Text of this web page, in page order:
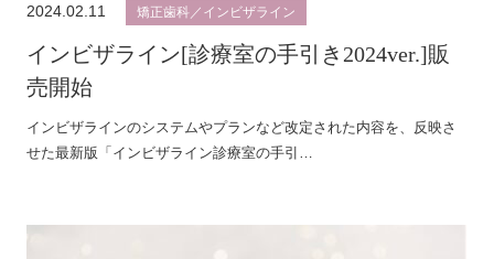
2024.02.11 矯正歯科／インビザライン
インビザライン[診療室の手引き2024ver.]販
売開始
インビザラインのシステムやプランなど改定された内容を、反映さ
せた最新版「インビザライン診療室の手引…